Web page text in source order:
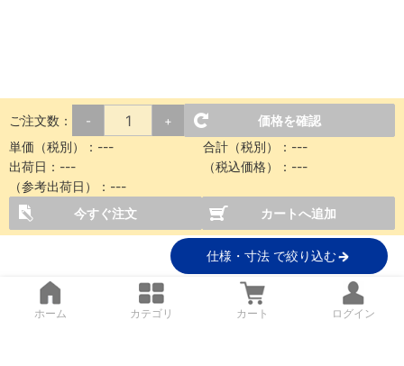
ご注文数： - +
価格を確認
単価（税別）： --- 合計（税別）： ---
出荷日： --- （税込価格）： ---
（参考出荷日）： ---
今すぐ注文
カートへ追加
仕様・寸法 で絞り込む
ホーム カテゴリ カート ログイン